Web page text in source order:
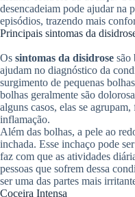
desencadeiam pode ajudar na
episódios, trazendo mais
Principais sintomas da
Os sintomas da disidrose são
ajudam no diagnóstico da
surgimento de pequenas
bolhas geralmente são
alguns casos, elas se
inflamação.
Além das bolhas, a pele ao
inchada. Esse inchaço pode
faz com que as atividades
pessoas que sofrem dessa
ser uma das partes mais
Coceira Intensa